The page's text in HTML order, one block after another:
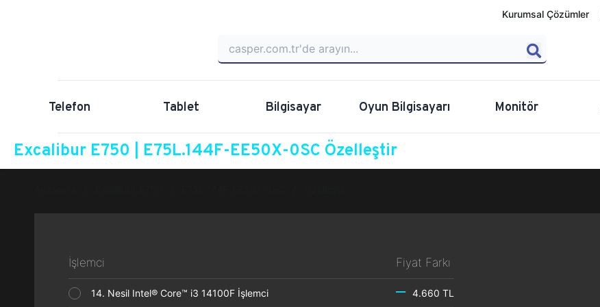
Kurumsal Çözümler
Telefon Tablet Bilgisayar Oyun Bilgisayarı Monitör
Excalibur E750 | E75L.144F-EE50X-0SC Özelleştir
İşlemci Fiyat Farkı
14. Nesil Intel® Core™ i3 14100F İşlemci 4.660 TL